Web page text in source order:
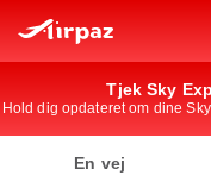
Tjek Sky
Hold dig opdateret om dine
En vej